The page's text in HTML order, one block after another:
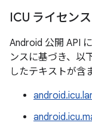
ICU ライセンス
Android 公開 API
ンスに基づき、以
したテキストが含